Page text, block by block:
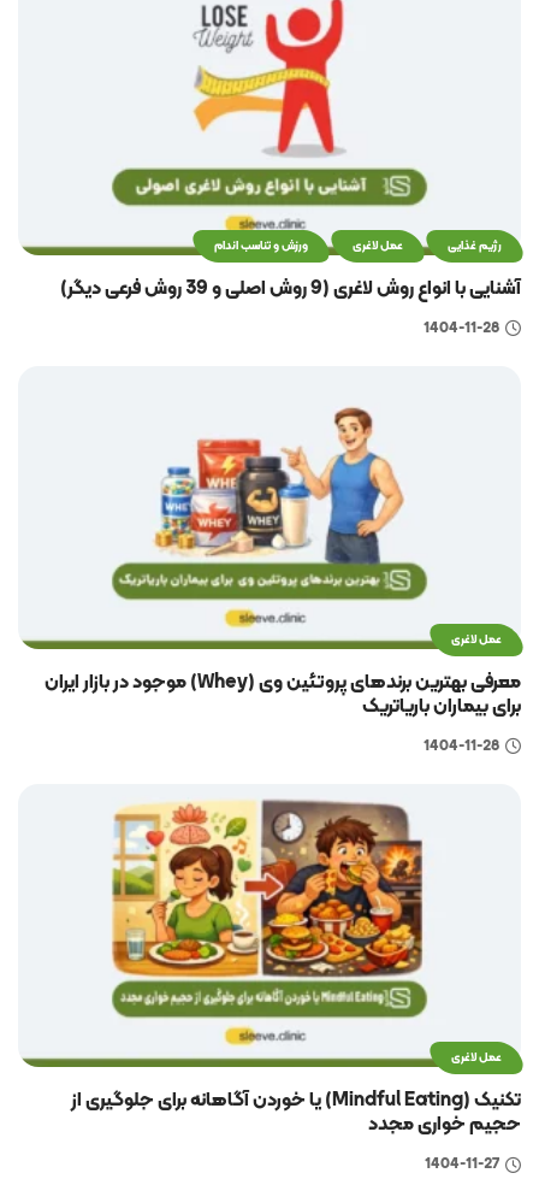
رژیم غذایی عمل لاغری ورزش و تناسب اندام
آشنایی با انواع روش لاغری (9 روش اصلی و 39 روش فرعی دیگر)
1404-11-28
عمل لاغری
معرفی بهترین برندهای پروتئین وی (Whey) موجود در بازار ایران
برای بیماران باریاتریک
1404-11-28
عمل لاغری
تکنیک (Mindful Eating) یا خوردن آگاهانه برای جلوگیری از
حجیم خواری مجدد
1404-11-27